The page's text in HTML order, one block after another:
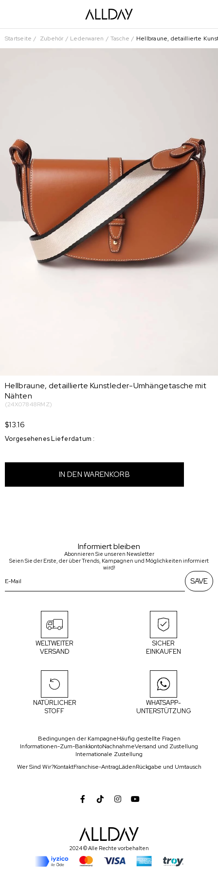
Startseite Zubehör Lederwaren Tasche Hellbraune, detaillierte
Hellbraune, detaillierte Kunstleder-Umhängetasche mit
Nähten
(24X07848RMZ)
$13.16
Vorgesehenes Lieferdatum :
Informiert bleiben
Abonnieren Sie unseren Newsletter
Seien Sie der Erste, der über Trends, Kampagnen und Möglichkeiten informiert
wird!
SAVE
WELTWEITER
VERSAND
SICHER
EINKAUFEN
NATÜRLICHER
STOFF
WHATSAPP-
UNTERSTÜTZUNG
Bedingungen der KampagneHäufig gestellte Fragen
Informationen-Zum-BankkontoNachnahmeVersand und Zustellung
Internationale Zustellung
Wer Sind Wir?KontaktFranchise-AntragLädenRückgabe und Umtausch
2024 © Alle Rechte vorbehalten